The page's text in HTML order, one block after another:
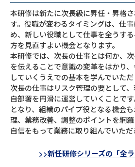
本研修は新たに次長級に昇任・昇格
す。役職が変わるタイミングは、仕
め、新しい役職として仕事を全うす
方を見直すよい機会となります。
本研修では、次長の仕事とは何か、
を伝えることで意識の変革をはかり
していくうえでの基本を学んでいただ
次長の仕事はリスク管理の要として
自部署を円滑に運営していくことで
となり、組織のパイプ役となる機会
理、業務改善、調整のポイントを網
自信をもって業務に取り組んでいただ
>>新任研修シリーズの「全